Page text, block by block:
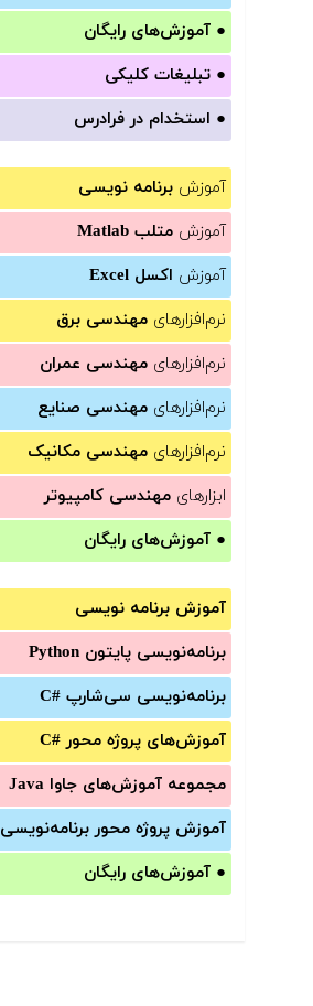
● آموزش‌های رایگان
● تبلیغات کلیکی
● استخدام در فرادرس
آموزش برنامه نویسی
آموزش متلب Matlab
آموزش اکسل Excel
نرم‌افزارهای مهندسی برق
نرم‌افزارهای مهندسی عمران
نرم‌افزارهای مهندسی صنایع
نرم‌افزارهای مهندسی مکانیک
ابزارهای مهندسی کامپیوتر
● آموزش‌های رایگان
آموزش برنامه نویسی
برنامه‌نویسی پایتون Python
برنامه‌‌نویسی سی‌شارپ C#‎
آموزش‌های پروژه محور #C
مجموعه آموزش‌های جاوا Java
آموزش‌ پروژه محور برنامه‌نویسی
● آموزش‌های رایگان